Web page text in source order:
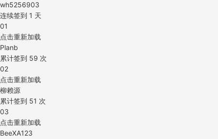
wh5256903
连续签到 1 天
01
点击重新加载
Planb
累计签到 59 次
02
点击重新加载
柳赖源
累计签到 51 次
03
点击重新加载
BeeXA123